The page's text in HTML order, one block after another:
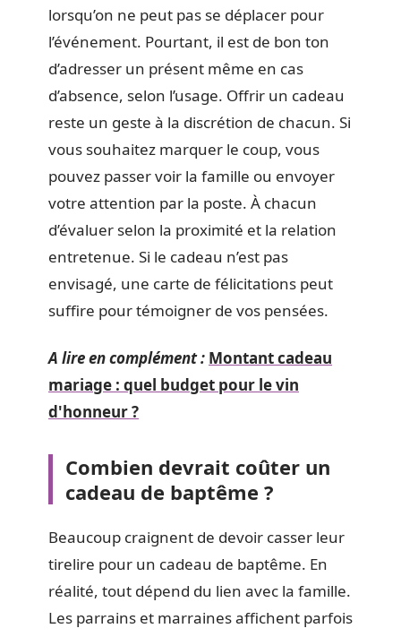
lorsqu’on ne peut pas se déplacer pour
l’événement. Pourtant, il est de bon ton
d’adresser un présent même en cas
d’absence, selon l’usage. Offrir un cadeau
reste un geste à la discrétion de chacun. Si
vous souhaitez marquer le coup, vous
pouvez passer voir la famille ou envoyer
votre attention par la poste. À chacun
d’évaluer selon la proximité et la relation
entretenue. Si le cadeau n’est pas
envisagé, une carte de félicitations peut
suffire pour témoigner de vos pensées.
A lire en complément : Montant cadeau
mariage : quel budget pour le vin
d'honneur ?
Combien devrait coûter un
cadeau de baptême ?
Beaucoup craignent de devoir casser leur
tirelire pour un cadeau de baptême. En
réalité, tout dépend du lien avec la famille.
Les parrains et marraines affichent parfois